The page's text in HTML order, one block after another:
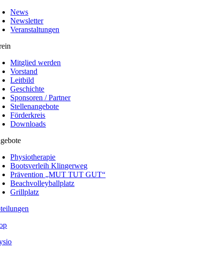
News
Newsletter
Veranstaltungen
Mitglied werden
Vorstand
Leitbild
Geschichte
Sponsoren / Partner
Stellenangebote
Förderkreis
Downloads
Physiotherapie
Bootsverleih Klingerweg
Prävention „MUT TUT GUT“
Beachvolleyballplatz
Grillplatz